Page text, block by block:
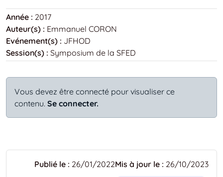
Année : 2017
Auteur(s) : Emmanuel CORON
Evénement(s) : JFHOD
Session(s) : Symposium de la SFED
Vous devez être connecté pour visualiser ce
contenu. Se connecter.
Publié le : 26/01/2022Mis à jour le : 26/10/2023